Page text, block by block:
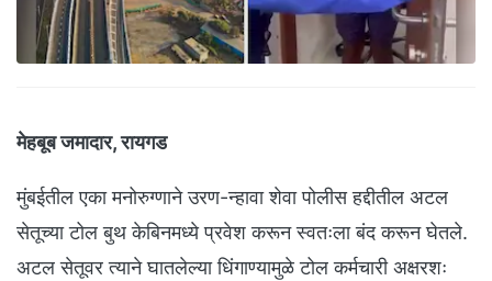
मेहबूब जमादार, रायगड
मुंबईतील एका मनोरुग्णाने उरण-न्हावा शेवा पोलीस हद्दीतील अटल
सेतूच्या टोल बुथ केबिनमध्ये प्रवेश करून स्वतःला बंद करून घेतले.
अटल सेतूवर त्याने घातलेल्या धिंगाण्यामुळे टोल कर्मचारी अक्षरशः